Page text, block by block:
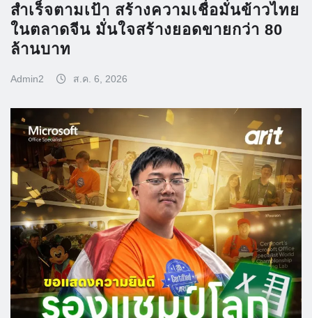
สำเร็จตามเป้า สร้างความเชื่อมั่นข้าวไทย
ในตลาดจีน มั่นใจสร้างยอดขายกว่า 80
ล้านบาท
Admin2 ส.ค. 6, 2026